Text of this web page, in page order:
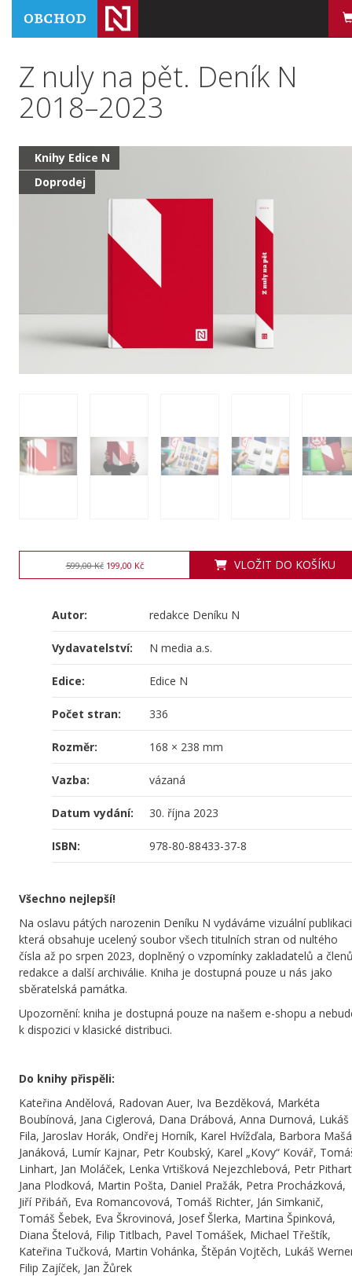
Z nuly na pět. Deník N
2018–2023
Knihy Edice N
Doprodej
599,00 Kč 199,00 Kč VLOŽIT DO KOŠÍKU
Autor: redakce Deníku N
Vydavatelství: N media a.s.
Edice: Edice N
Počet stran: 336
Rozměr: 168 × 238 mm
Vazba: vázaná
Datum vydání: 30. října 2023
ISBN: 978-80-88433-37-8
Všechno nejlepší!
Na oslavu pátých narozenin Deníku N vydáváme vizuální
která obsahuje ucelený soubor všech titulních stran od nultého
čísla až po srpen 2023, doplněný o vzpomínky zakladatelů a
redakce a další archiválie. Kniha je dostupná pouze u nás jako
sběratelská památka.
Upozornění: kniha je dostupná pouze na našem e-shopu a
k dispozici v klasické distribuci.
Do knihy přispěli:
Kateřina Andělová, Radovan Auer, Iva Bezděková, Markéta
Boubínová, Jana Ciglerová, Dana Drábová, Anna Durnová, Lukáš
Fila, Jaroslav Horák, Ondřej Horník, Karel Hvížďala, Barbora
Janáková, Lumír Kajnar, Petr Koubský, Karel „Kovy“ Kovář,
Linhart, Jan Moláček, Lenka Vrtišková Nejezchlebová, Petr Pithart
Jana Plodková, Martin Pošta, Daniel Pražák, Petra Procházková,
Jiří Přibáň, Eva Romancovová, Tomáš Richter, Ján Simkanič,
Tomáš Šebek, Eva Škrovinová, Josef Šlerka, Martina Špinková,
Diana Štelová, Filip Titlbach, Pavel Tomášek, Michael Třeštík,
Kateřina Tučková, Martin Vohánka, Štěpán Vojtěch, Lukáš
Filip Zajíček, Jan Žůrek